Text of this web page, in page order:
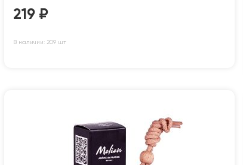
219 ₽
В наличии: 209 шт